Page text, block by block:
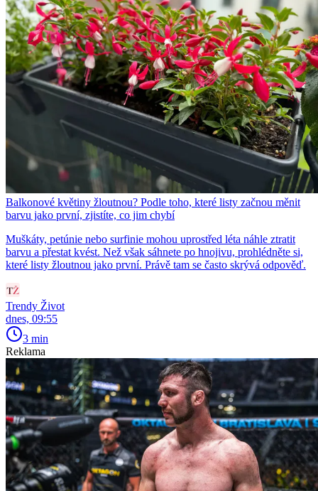
Balkonové květiny žloutnou? Podle toho, které listy začnou měnit
barvu jako první, zjistíte, co jim chybí
Muškáty, petúnie nebo surfinie mohou uprostřed léta náhle ztratit
barvu a přestat kvést. Než však sáhnete po hnojivu, prohlédněte si,
které listy žloutnou jako první. Právě tam se často skrývá odpověď.
Trendy Život
dnes, 09:55
3 min
Reklama